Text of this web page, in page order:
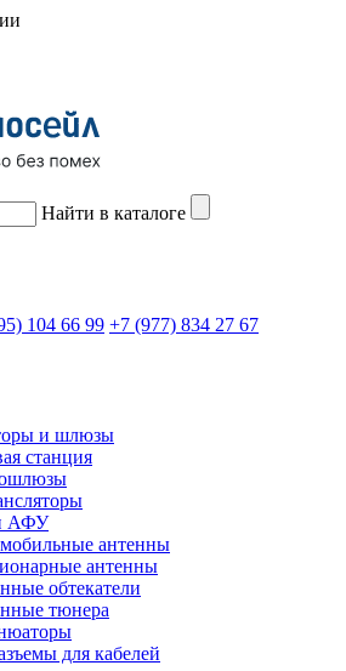
Найти в каталоге
104 66 99 +7 (977) 834 27 67
и шлюзы
станция
АФУ
антенны
антенны
обтекатели
тюнера
для кабелей